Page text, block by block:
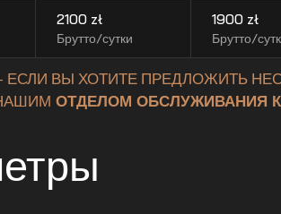
2100 zł
Брутто/сутки
1900zł
Брутто/
ЕСЛИ ВЫ ХОТИТЕ ПРЕДЛОЖИТЬ
ОТДЕЛОМ ОБСЛУЖИВАНИЯ